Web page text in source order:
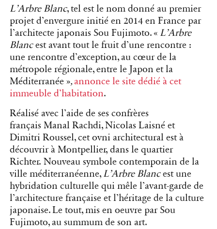
L’Arbre Blanc, tel est le nom donné au premier
projet d’envergure initié en 2014 en France par
l’architecte japonais Sou Fujimoto. « L’Arbre
Blancest avant tout le fruit d’une rencontre :
une rencontre d’exception, au cœur de la
métropole régionale, entre le Japon et la
Méditerranée »,annonce le site dédié à cet
immeuble d’habitation.
Réalisé avec l’aide de ses confrères
français Manal Rachdi, Nicolas Laisné et
Dimitri Roussel, cet ovni architectural est à
découvrir à Montpellier, dans le quartier
Richter. Nouveau symbole contemporain de la
ville méditerranéenne, L’Arbre Blancest une
hybridation culturelle qui mêle l’avant-garde de
l’architecture française et l’héritage de la culture
japonaise. Le tout, mis en oeuvre par Sou
Fujimoto, au summum de son art.